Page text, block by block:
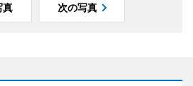
真 次の写真